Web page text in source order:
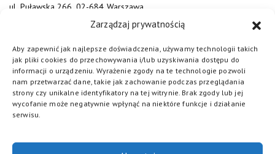
Zarządzaj prywatnością
Aby zapewnić jak najlepsze doświadczenia, używamy technologii takich
jak pliki cookies do przechowywania i/lub uzyskiwania dostępu do
informacji o urządzeniu. Wyrażenie zgody na te technologie pozwoli
nam przetwarzać dane, takie jak zachowanie podczas przeglądania
strony czy unikalne identyfikatory na tej witrynie. Brak zgody lub jej
wycofanie może negatywnie wpłynąć na niektóre funkcje i działanie
serwisu.
ul. Puławska 266, 02-684 Warszawa
sluzewiec@totalizator.pl
KONTAKT DLA MEDIÓW
media@torsluzewiec.pl
DOŁĄCZ DO NAS